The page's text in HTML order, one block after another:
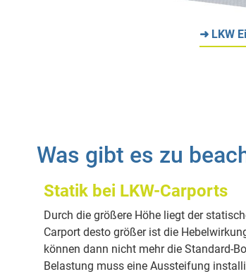
➜ LKW
Was gibt es zu
Statik bei LKW-Carports
Durch die größere Höhe liegt der
Carport desto größer ist die
können dann nicht mehr die Standard-
Belastung muss eine Aussteifung